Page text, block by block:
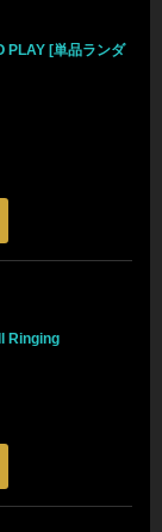
PLAY [単品ランダ
Ringing